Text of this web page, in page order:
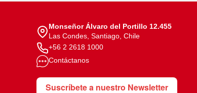
Monseñor Álvaro del Portillo 12.455
Las Condes, Santiago, Chile
+56 2 2618 1000
Contáctanos
Suscríbete a nuestro Newsletter